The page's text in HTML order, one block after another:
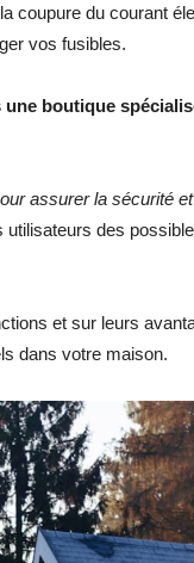
coupure du courant
vos fusibles.
une boutique
assurer la sécurité
des
et sur leurs
dans votre maison.